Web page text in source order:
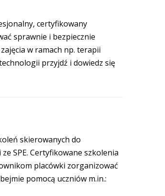
certyfikowany
sprawnie i bezpiecznie
w ramach np. terapii
przyjdź i dowiedz się
skierowanych do
SPE. Certyfikowane szkolenia
placówki zorganizować
pomocą uczniów m.in.: